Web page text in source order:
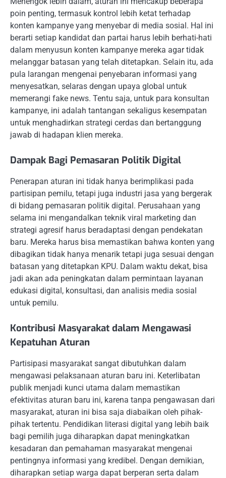
poin penting, termasuk kontrol lebih ketat terhadap
konten kampanye yang menyebar di media sosial. Hal ini
berarti setiap kandidat dan partai harus lebih berhati-hati
dalam menyusun konten kampanye mereka agar tidak
melanggar batasan yang telah ditetapkan. Selain itu, ada
pula larangan mengenai penyebaran informasi yang
menyesatkan, selaras dengan upaya global untuk
memerangi fake news. Tentu saja, untuk para konsultan
kampanye, ini adalah tantangan sekaligus kesempatan
untuk menghadirkan strategi cerdas dan bertanggung
jawab di hadapan klien mereka.
Dampak Bagi Pemasaran Politik Digital
Penerapan aturan ini tidak hanya berimplikasi pada
partisipan pemilu, tetapi juga industri jasa yang bergerak
di bidang pemasaran politik digital. Perusahaan yang
selama ini mengandalkan teknik viral marketing dan
strategi agresif harus beradaptasi dengan pendekatan
baru. Mereka harus bisa memastikan bahwa konten yang
dibagikan tidak hanya menarik tetapi juga sesuai dengan
batasan yang ditetapkan KPU. Dalam waktu dekat, bisa
jadi akan ada peningkatan dalam permintaan layanan
edukasi digital, konsultasi, dan analisis media sosial
untuk pemilu.
Kontribusi Masyarakat dalam Mengawasi
Kepatuhan Aturan
Partisipasi masyarakat sangat dibutuhkan dalam
mengawasi pelaksanaan aturan baru ini. Keterlibatan
publik menjadi kunci utama dalam memastikan
efektivitas aturan baru ini, karena tanpa pengawasan dari
masyarakat, aturan ini bisa saja diabaikan oleh pihak-
pihak tertentu. Pendidikan literasi digital yang lebih baik
bagi pemilih juga diharapkan dapat meningkatkan
kesadaran dan pemahaman masyarakat mengenai
pentingnya informasi yang kredibel. Dengan demikian,
diharapkan setiap warga dapat berperan serta dalam